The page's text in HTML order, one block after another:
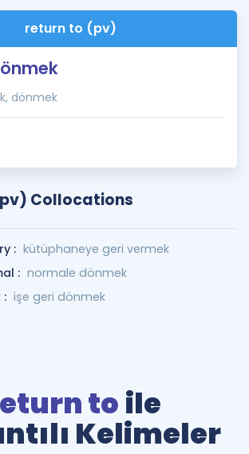
return to (pv)
dönmek
Collocations
: kütüphaneye geri vermek
: normale dönmek
: işe geri dönmek
to ile
Kelimeler